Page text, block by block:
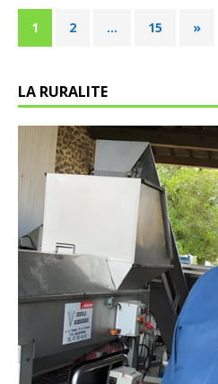
1 2 … 15 »
LA RURALITE